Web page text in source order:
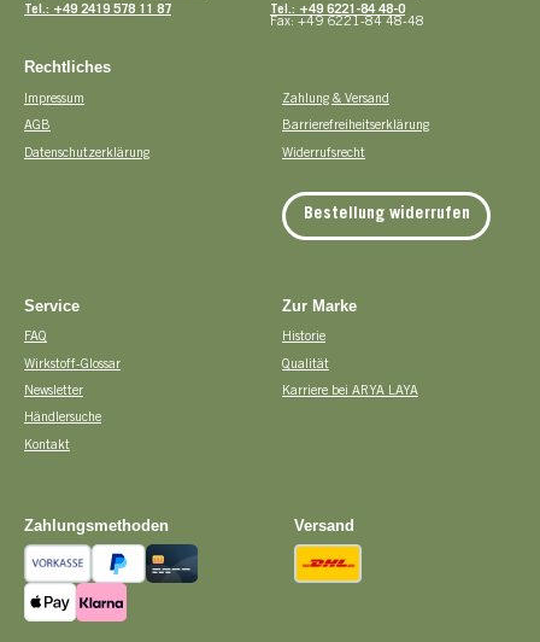
Tel.: +49 2419 578 11 87
Tel.: +49 6221-84 48-0
Fax: +49 6221-84 48-48
Rechtliches
Impressum
AGB
Datenschutzerklärung
Zahlung & Versand
Barrierefreiheitserklärung
Widerrufsrecht
Bestellung widerrufen
Service
FAQ
Wirkstoff-Glossar
Newsletter
Händlersuche
Kontakt
Zur Marke
Historie
Qualität
Karriere bei ARYA LAYA
Zahlungsmethoden
Vorkasse PayPal Kreditkarte
Apple Pay Pay with Klarna
Versand